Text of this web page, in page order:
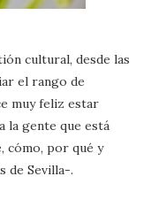
cultural, desde las
el rango de
muy feliz estar
la gente que está
cómo, por qué y
de Sevilla-.